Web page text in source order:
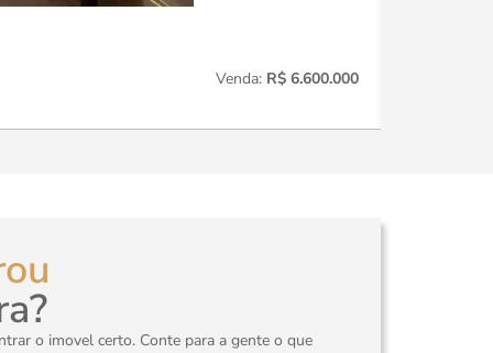
Venda: R$ 6.600.000
o imovel certo. Conte para a gente o que